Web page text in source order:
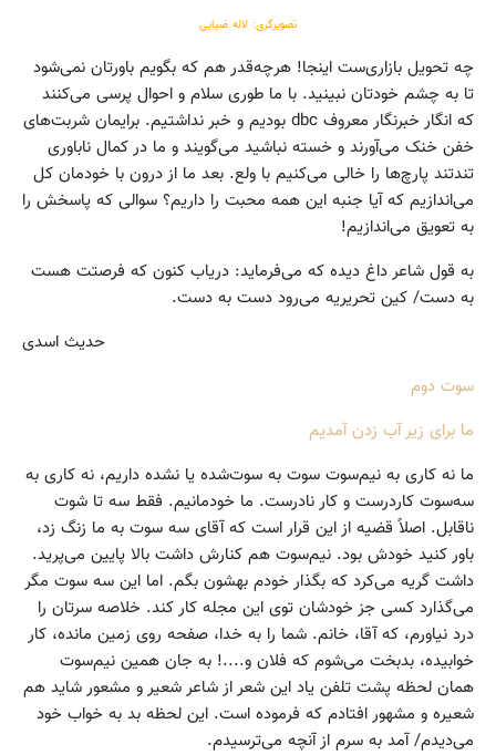
تصویرگری: لاله ضیایی
چه تحویل بازاری‌ست اینجا! هرچه‌قدر هم که بگویم باورتان نمی‌شود
تا به چشم خودتان نبینید. با ما طوری سلام و احوال پرسی می‌کنند
که انگار خبرنگار معروف dbc بودیم و خبر نداشتیم. برایمان شربت‌های
خفن خنک می‌آورند و خسته نباشید می‌گویند و ما در کمال ناباوری
تندتند پارچ‌ها را خالی می‌کنیم با ولع. بعد ما از درون با خودمان کل
می‌اندازیم که آیا جنبه این همه محبت را داریم؟ سوالی که پاسخش را
به تعویق می‌اندازیم!
به قول شاعر داغ دیده که می‌فرماید: دریاب کنون که فرصتت هست
به دست/ کین تحریریه می‌رود دست به دست.
حدیث اسدی
سوت دوم
ما برای زیر آب زدن آمدیم
ما نه کاری به نیم‌سوت سوت به سوت‌شده یا نشده داریم، نه کاری به
سه‌سوت کاردرست و کار نادرست. ما خودمانیم. فقط سه تا شوت
ناقابل. اصلاً قضیه از این قرار است که آقای سه سوت به ما زنگ زد،
باور کنید خودش بود. نیم‌سوت هم کنارش داشت بالا پایین می‌پرید.
داشت گریه می‌کرد که بگذار خودم بهشون بگم. اما این سه سوت مگر
می‌گذارد کسی جز خودشان توی این مجله کار کند. خلاصه سرتان را
درد نیاورم، که آقا، خانم. شما را به خدا، صفحه روی زمین مانده، کار
خوابیده، بدبخت می‌شوم که فلان و....! به جان همین نیم‌سوت
همان لحظه پشت تلفن یاد این شعر از شاعر شعیر و مشعور شاید هم
شعیره و مشهور افتادم که فرموده است. این لحظه بد به خواب خود
می‌دیدم/ آمد به سرم از آنچه می‌ترسیدم.